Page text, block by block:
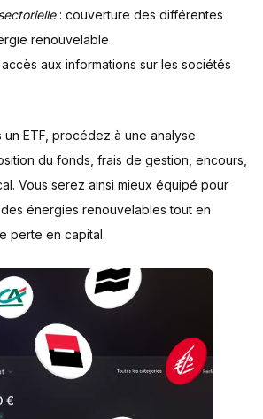
: couverture des différentes
renouvelable
aux informations sur les sociétés
ETF, procédez à une analyse
du fonds, frais de gestion, encours,
Vous serez ainsi mieux équipé pour
énergies renouvelables tout en
perte en capital.